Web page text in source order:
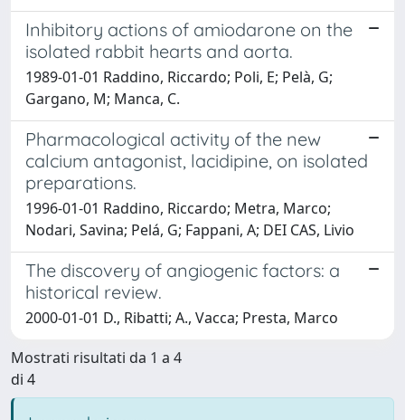
Inhibitory actions of amiodarone on the
isolated rabbit hearts and aorta.
1989-01-01 Raddino, Riccardo; Poli, E; Pelà, G;
Gargano, M; Manca, C.
Pharmacological activity of the new
calcium antagonist, lacidipine, on isolated
preparations.
1996-01-01 Raddino, Riccardo; Metra, Marco;
Nodari, Savina; Pelá, G; Fappani, A; DEI CAS, Livio
The discovery of angiogenic factors: a
historical review.
2000-01-01 D., Ribatti; A., Vacca; Presta, Marco
Mostrati risultati da 1 a 4
di 4